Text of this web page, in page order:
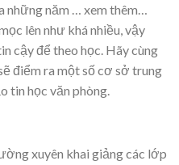
những năm
… xem thêm…
lên như khá nhiều, vậy
cậy để theo học. Hãy cùng
điểm ra một số cơ sở trung
tin học văn phòng.
xuyên khai giảng các lớp